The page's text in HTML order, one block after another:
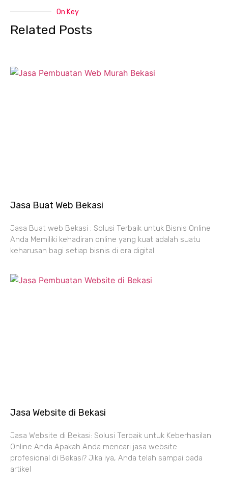
On Key
Related Posts
Jasa Buat Web Bekasi
Jasa Buat web Bekasi : Solusi Terbaik untuk Bisnis Online
Anda Memiliki kehadiran online yang kuat adalah suatu
keharusan bagi setiap bisnis di era digital
Jasa Website di Bekasi
Jasa Website di Bekasi: Solusi Terbaik untuk Keberhasilan
Online Anda Apakah Anda mencari jasa website
profesional di Bekasi? Jika iya, Anda telah sampai pada
artikel